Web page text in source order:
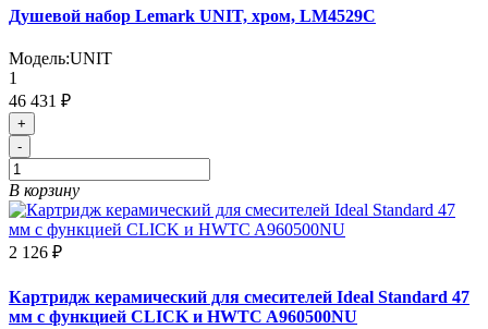
Душевой набор Lemark UNIT, хром, LM4529C
Модель:UNIT
1
46 431 ₽
+
-
В корзину
2 126 ₽
Картридж керамический для смесителей Ideal Standard 47
мм с функцией CLICK и HWTC A960500NU